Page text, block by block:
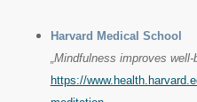
Harvard Medical School
„Mindfulness improves
https://